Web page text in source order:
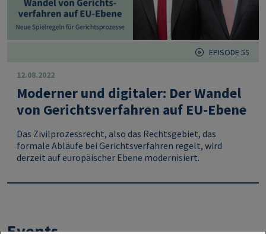
EPISODE 55
12.08.2022
Moderner und digitaler: Der Wandel
von Gerichtsverfahren auf EU-Ebene
Das Zivilprozessrecht, also das Rechtsgebiet, das
formale Abläufe bei Gerichtsverfahren regelt, wird
derzeit auf europäischer Ebene modernisiert.